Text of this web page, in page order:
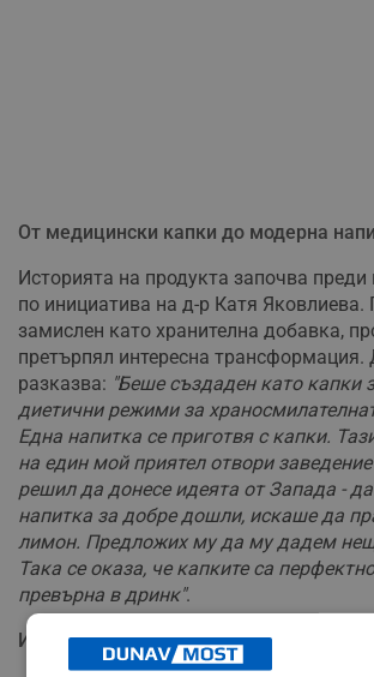
От медицински капки до модерна
Историята на продукта започва преди
по инициатива на д-р Катя
замислен като хранителна добавка,
претърпял интересна трансформация.
разказва: "Беше създаден като капки
диетични режими за
Една напитка се приготвя с капки.
на един мой приятел отвори
решил да донесе идеята от Запада -
напитка за добре дошли, искаше да
лимон. Предложих му да му дадем
Така се оказа, че капките са
превърна в дринк".
Иновативни напитки с история